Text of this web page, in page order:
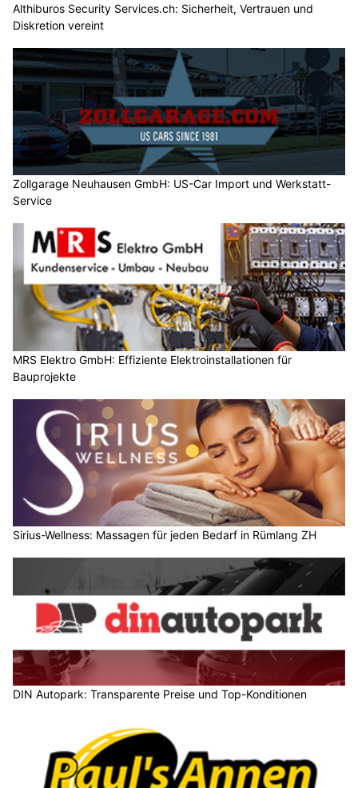
Althiburos Security Services.ch: Sicherheit, Vertrauen und
Diskretion vereint
Zollgarage Neuhausen GmbH: US-Car Import und Werkstatt-
Service
MRS Elektro GmbH: Effiziente Elektroinstallationen für
Bauprojekte
Sirius-Wellness: Massagen für jeden Bedarf in Rümlang ZH
DIN Autopark: Transparente Preise und Top-Konditionen